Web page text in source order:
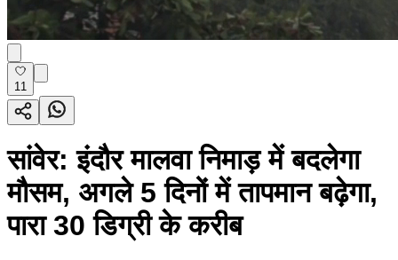
11
सांवेर: इंदौर मालवा निमाड़ में बदलेगा
मौसम, अगले 5 दिनों में तापमान बढ़ेगा,
पारा 30 डिग्री के करीब